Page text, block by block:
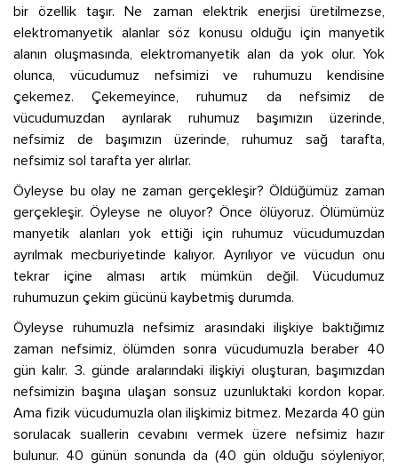
bir özellik taşır. Ne zaman elektrik enerjisi üretilmezse,
elektromanyetik alanlar söz konusu olduğu için manyetik
alanın oluşmasında, elektromanyetik alan da yok olur. Yok
olunca, vücudumuz nefsimizi ve ruhumuzu kendisine
çekemez. Çekemeyince, ruhumuz da nefsimiz de
vücudumuzdan ayrılarak ruhumuz başımızın üzerinde,
nefsimiz de başımızın üzerinde, ruhumuz sağ tarafta,
nefsimiz sol tarafta yer alırlar.
Öyleyse bu olay ne zaman gerçekleşir? Öldüğümüz zaman
gerçekleşir. Öyleyse ne oluyor? Önce ölüyoruz. Ölümümüz
manyetik alanları yok ettiği için ruhumuz vücudumuzdan
ayrılmak mecburiyetinde kalıyor. Ayrılıyor ve vücudun onu
tekrar içine alması artık mümkün değil. Vücudumuz
ruhumuzun çekim gücünü kaybetmiş durumda.
Öyleyse ruhumuzla nefsimiz arasındaki ilişkiye baktığımız
zaman nefsimiz, ölümden sonra vücudumuzla beraber 40
gün kalır. 3. günde aralarındaki ilişkiyi oluşturan, başımızdan
nefsimizin başına ulaşan sonsuz uzunluktaki kordon kopar.
Ama fizik vücudumuzla olan ilişkimiz bitmez. Mezarda 40 gün
sorulacak suallerin cevabını vermek üzere nefsimiz hazır
bulunur. 40 günün sonunda da (40 gün olduğu söyleniyor,